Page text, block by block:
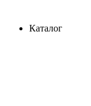
Каталог